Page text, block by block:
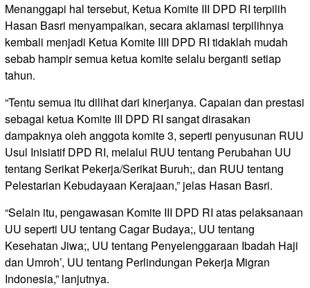
Menanggapi hal tersebut, Ketua Komite III DPD RI terpilih
Hasan Basri menyampaikan, secara aklamasi terpilihnya
kembali menjadi Ketua Komite IIII DPD RI tidaklah mudah
sebab hampir semua ketua komite selalu berganti setiap
tahun.
“Tentu semua itu dilihat dari kinerjanya. Capaian dan prestasi
sebagai ketua Komite III DPD RI sangat dirasakan
dampaknya oleh anggota komite 3, seperti penyusunan RUU
Usul Inisiatif DPD RI, melalui RUU tentang Perubahan UU
tentang Serikat Pekerja/Serikat Buruh;, dan RUU tentang
Pelestarian Kebudayaan Kerajaan,” jelas Hasan Basri.
“Selain itu, pengawasan Komite III DPD RI atas pelaksanaan
UU seperti UU tentang Cagar Budaya;, UU tentang
Kesehatan Jiwa;, UU tentang Penyelenggaraan Ibadah Haji
dan Umroh’, UU tentang Perlindungan Pekerja Migran
Indonesia,” lanjutnya.